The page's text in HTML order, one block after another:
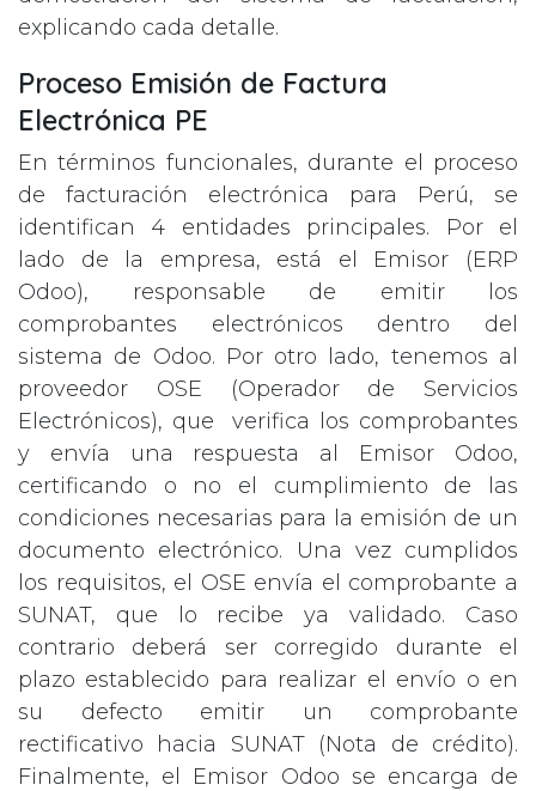
explicando cada detalle.
Proceso Emisión de Factura
Electrónica PE
En términos funcionales, durante el proceso
de facturación electrónica para Perú, se
identifican 4 entidades principales. Por el
lado de la empresa, está el Emisor (ERP
Odoo), responsable de emitir los
comprobantes electrónicos dentro del
sistema de Odoo. Por otro lado, tenemos al
proveedor OSE (Operador de Servicios
Electrónicos), que verifica los comprobantes
y envía una respuesta al Emisor Odoo,
certificando o no el cumplimiento de las
condiciones necesarias para la emisión de un
documento electrónico. Una vez cumplidos
los requisitos, el OSE envía el comprobante a
SUNAT, que lo recibe ya validado. Caso
contrario deberá ser corregido durante el
plazo establecido para realizar el envío o en
su defecto emitir un comprobante
rectificativo hacia SUNAT (Nota de crédito).
Finalmente, el Emisor Odoo se encarga de